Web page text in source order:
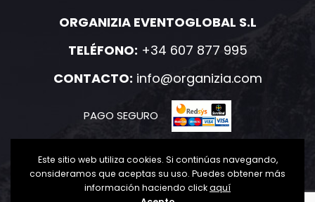
ORGANIZIA EVENTOGLOBAL S.L
TELÉFONO: +34 607 877 995
CONTACTO: info@organizia.com
PAGO SEGURO
2020-2021 Organizia. Todos los derechos reservados.
Este sitio web utiliza cookies. Si continúas navegando,
consideramos que aceptas su uso. Puedes obtener más
información haciendo clickaquí